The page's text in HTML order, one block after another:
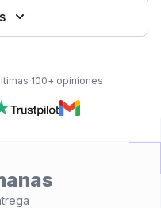
100+ opiniones